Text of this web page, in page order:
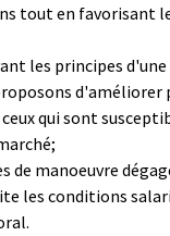
tout en favorisant
les principes
qui sont
de manoeuvre
les conditions